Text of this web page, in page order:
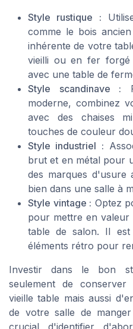
Style rustique :
comme le bois
inhérente de votre
vieilli ou en fer forgé
avec une table de
Style scandinave :
moderne, combinez
avec des chaises
touches de couleur
Style industriel :
brut et en métal pour
des marques d'usure
bien dans une salle à
Style vintage : Optez
pour mettre en valeur
table de salon. Il est
éléments rétro pour
Investir dans le bon
seulement de
vieille table mais aussi
de votre salle de
crucial d'identifier